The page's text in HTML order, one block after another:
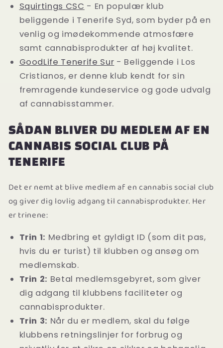
Squirtings CSC - En populær klub
beliggende i Tenerife Syd, som byder på en
venlig og imødekommende atmosfære
samt cannabisprodukter af høj kvalitet.
GoodLife Tenerife Sur - Beliggende i Los
Cristianos, er denne klub kendt for sin
fremragende kundeservice og gode udvalg
af cannabisstammer.
SÅDAN BLIVER DU MEDLEM AF EN
CANNABIS SOCIAL CLUB PÅ
TENERIFE
Det er nemt at blive medlem af en cannabis social club
og giver dig lovlig adgang til cannabisprodukter. Her
er trinene:
Trin 1: Medbring et gyldigt ID (som dit pas,
hvis du er turist) til klubben og ansøg om
medlemskab.
Trin 2: Betal medlemsgebyret, som giver
dig adgang til klubbens faciliteter og
cannabisprodukter.
Trin 3: Når du er medlem, skal du følge
klubbens retningslinjer for forbrug og